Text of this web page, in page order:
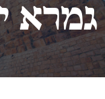
גמרא